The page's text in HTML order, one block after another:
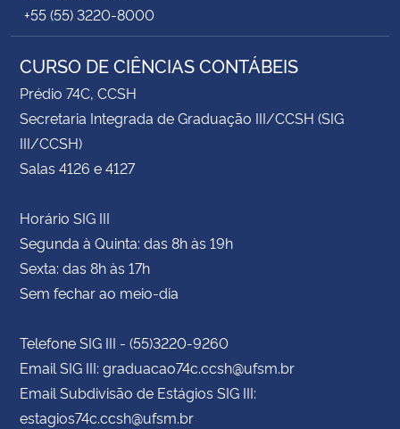
+55 (55) 3220-8000
CURSO DE CIÊNCIAS CONTÁBEIS
Prédio 74C, CCSH
Secretaria Integrada de Graduação III/CCSH (SIG
III/CCSH)
Salas 4126 e 4127
Horário SIG III
Segunda à Quinta: das 8h às 19h
Sexta: das 8h às 17h
Sem fechar ao meio-dia
Telefone SIG III - (55)3220-9260
Email SIG III: graduacao74c.ccsh@ufsm.br
Email Subdivisão de Estágios SIG III:
estagios74c.ccsh@ufsm.br